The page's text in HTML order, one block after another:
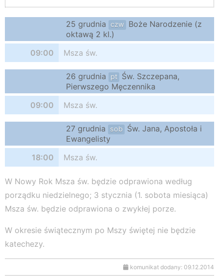
25 grudnia czw
Boże Narodzenie (z
oktawą 2 kl.)
09:00
Msza św.
26 grudnia pt Św. Szczepana,
Pierwszego Męczennika
09:00
Msza św.
27 grudnia sob
Św. Jana, Apostoła i
Ewangelisty
18:00
Msza św.
W Nowy Rok Msza św. będzie odprawiona według
porządku niedzielnego; 3 stycznia (1. sobota miesiąca)
Msza św. będzie odprawiona o zwykłej porze.
W okresie świątecznym po Mszy świętej nie będzie
katechezy.
komunikat dodany: 09.12.2014